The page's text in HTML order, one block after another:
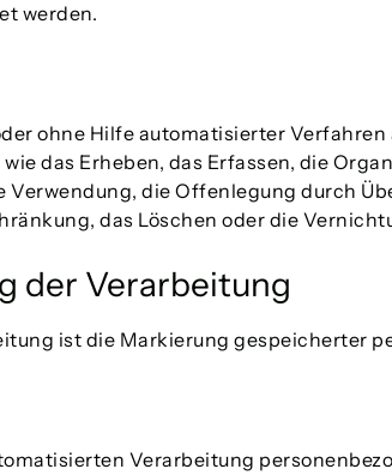
werden.
ohne Hilfe automatisierter
das Erheben, das Erfassen, die
Verwendung, die Offenlegung durch
das Löschen oder die
der Verarbeitung
ist die Markierung gespeicherter
Verarbeitung